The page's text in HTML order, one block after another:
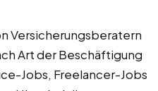
Versicherungsberatern
Art der Beschäftigung
Jobs, Freelancer-Jobs